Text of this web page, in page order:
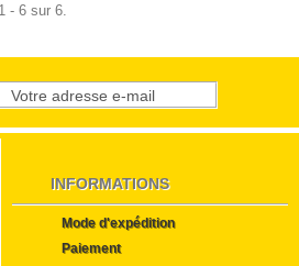
- 6 sur 6.
INFORMATIONS
Mode d'expédition
Paiement